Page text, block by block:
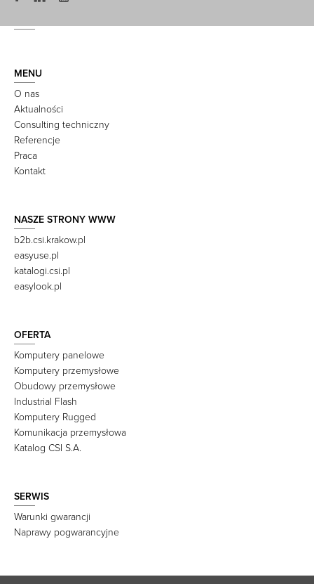
MENU
O nas
Aktualności
Consulting techniczny
Referencje
Praca
Kontakt
NASZE STRONY WWW
b2b.csi.krakow.pl
easyuse.pl
katalogi.csi.pl
easylook.pl
OFERTA
Komputery panelowe
Komputery przemysłowe
Obudowy przemysłowe
Industrial Flash
Komputery Rugged
Komunikacja przemysłowa
Katalog CSI S.A.
SERWIS
Warunki gwarancji
Naprawy pogwarancyjne